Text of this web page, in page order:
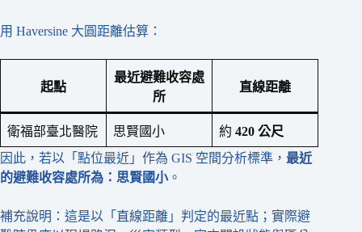
用 Haversine 大圓距離估算：
起點
最近避難收容處
所
直線距離
衛福部臺北醫院 思賢國小 約 420 公尺
因此，若以「點位最近」作為 GIS 空間分析標準， 最近
的避難收容處所為：思賢國小。
補充說明：這是以「直線距離」判定的最近點；實際避